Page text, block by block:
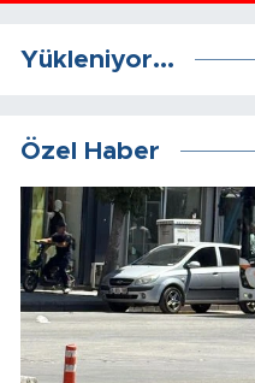
Yükleniyor...
Özel Haber